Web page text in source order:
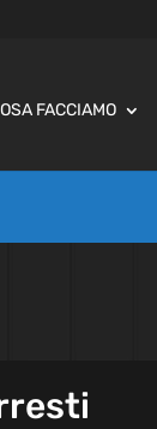
FACCIAMO